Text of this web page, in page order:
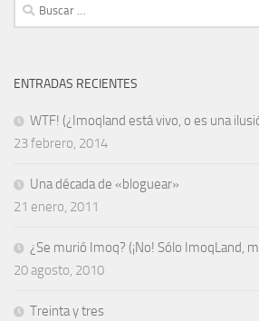
Buscar:
ENTRADAS RECIENTES
WTF! (¿Imoqland está vivo, o es una
23 febrero, 2014
Una década de «bloguear»
21 enero, 2011
¿Se murió Imoq? (¡No! Sólo ImoqLand,
20 agosto, 2010
Treinta y tres